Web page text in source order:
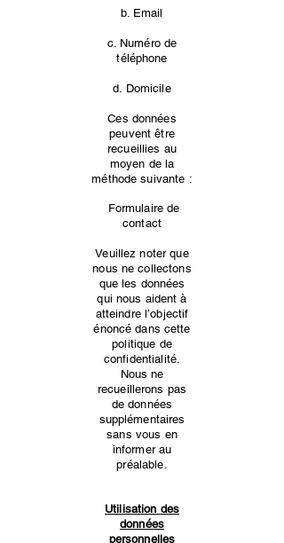
b. Email
c. Numéro de
téléphone
d. Domicile
Ces données
peuvent être
recueillies au
moyen de la
méthode suivante :
Formulaire de
contact
Veuillez noter que
nous ne collectons
que les données
qui nous aident à
atteindre l’objectif
énoncé dans cette
politique de
confidentialité.
Nous ne
recueillerons pas
de données
supplémentaires
sans vous en
informer au
préalable.
Utilisation des
données
personnelles